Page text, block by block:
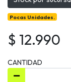
Pocas Unidades.
$ 12.990
CANTIDAD